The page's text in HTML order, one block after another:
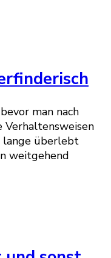
man nach
Verhaltensweisen
lange überlebt
weitgehend